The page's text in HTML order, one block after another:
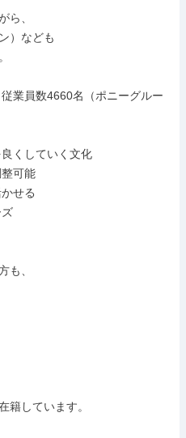
ら、
）なども
業員数4660名（ポニーグルー
くしていく文化
可能
せる
も、
籍しています。